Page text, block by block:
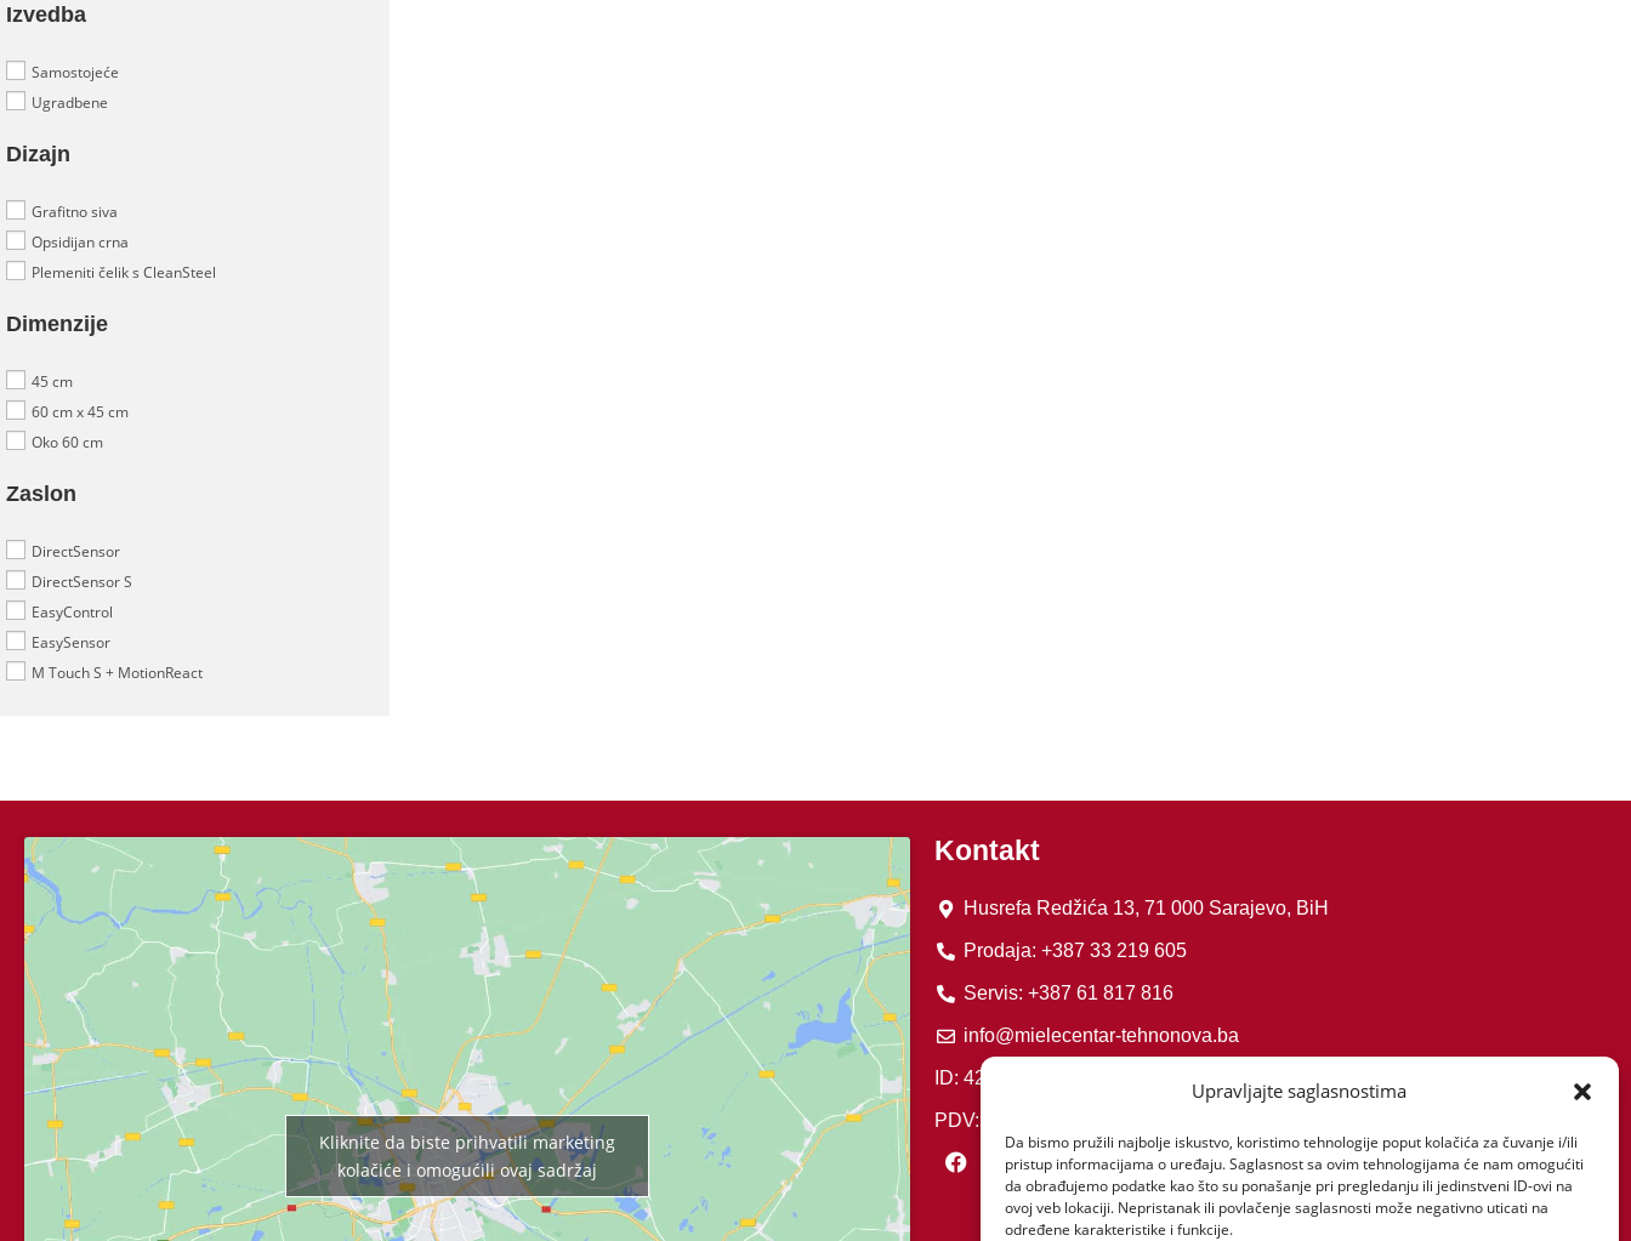
Upravljajte saglasnostima
Da bismo pružili najbolje iskustvo, koristimo tehnologije poput kolačića za čuvanje i/ili
pristup informacijama o uređaju. Saglasnost sa ovim tehnologijama će nam omogućiti
da obrađujemo podatke kao što su ponašanje pri pregledanju ili jedinstveni ID-ovi na
ovoj veb lokaciji. Nepristanak ili povlačenje saglasnosti može negativno uticati na
određene karakteristike i funkcije.
Izvedba
Samostojeće
Ugradbene
Dizajn
Grafitno siva
Opsidijan crna
Plemeniti čelik s CleanSteel
Dimenzije
45 cm
60 cm x 45 cm
Oko 60 cm
Zaslon
DirectSensor
DirectSensor S
EasyControl
EasySensor
M Touch S + MotionReact
Kliknite da biste prihvatili marketing
kolačiće i omogućili ovaj sadržaj
Kontakt
Husrefa Redžića 13, 71 000 Sarajevo, BiH
Prodaja: +387 33 219 605
Servis: +387 61 817 816
info@mielecentar-tehnonova.ba
ID: 4201127600007
PDV: 201127600007